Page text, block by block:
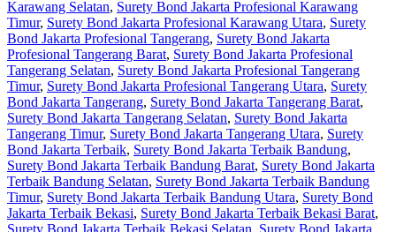
Karawang Selatan, Surety Bond Jakarta Profesional Karawang
Timur, Surety Bond Jakarta Profesional Karawang Utara, Surety
Bond Jakarta Profesional Tangerang, Surety Bond Jakarta
Profesional Tangerang Barat, Surety Bond Jakarta Profesional
Tangerang Selatan, Surety Bond Jakarta Profesional Tangerang
Timur, Surety Bond Jakarta Profesional Tangerang Utara, Surety
Bond Jakarta Tangerang, Surety Bond Jakarta Tangerang Barat,
Surety Bond Jakarta Tangerang Selatan, Surety Bond Jakarta
Tangerang Timur, Surety Bond Jakarta Tangerang Utara, Surety
Bond Jakarta Terbaik, Surety Bond Jakarta Terbaik Bandung,
Surety Bond Jakarta Terbaik Bandung Barat, Surety Bond Jakarta
Terbaik Bandung Selatan, Surety Bond Jakarta Terbaik Bandung
Timur, Surety Bond Jakarta Terbaik Bandung Utara, Surety Bond
Jakarta Terbaik Bekasi, Surety Bond Jakarta Terbaik Bekasi Barat,
Surety Bond Jakarta Terbaik Bekasi Selatan, Surety Bond Jakarta